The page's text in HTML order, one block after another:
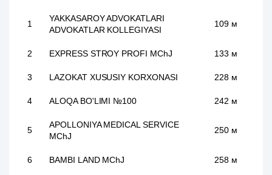
1
YAKKASAROY ADVOKATLARI
ADVOKATLAR KOLLEGIYASI
109 м
2 EXPRESS STROY PROFI MChJ 133 м
3 LAZOKAT XUSUSIY KORXONASI 228 м
4 ALOQA BO'LIMI №100 242 м
5
APOLLONIYA MEDICAL SERVICE
MChJ
250 м
6 BAMBI LAND MChJ 258 м